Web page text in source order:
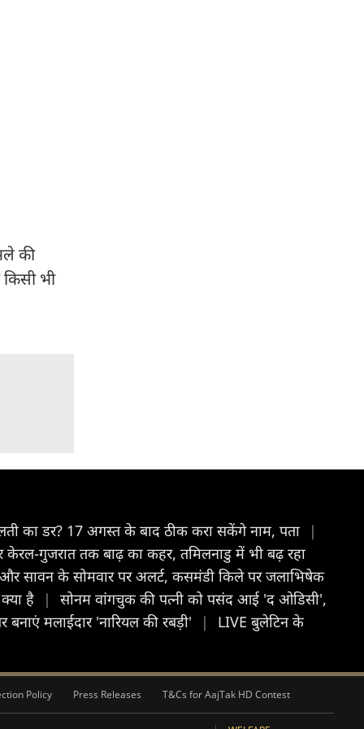
की
किसी भी
का डर? 17 अगस्त के बाद ठीक करा सकेंगे नाम, पता
|
गुजरात तक बाढ़ का कहर, तमिलनाडु में भी बढ़ रहा
सावन के सोमवार पर अलर्ट, कसमंडी किले पर जलाभिषेक
है |
सोनम वांगचुक की पत्नी को पसंद आई 'द ओडिसी',
मलाईदार 'नारियल की रबड़ी' |
LIVE बुलेटिन के
Policy Press Releases T&Cs for AajTak HD Contest